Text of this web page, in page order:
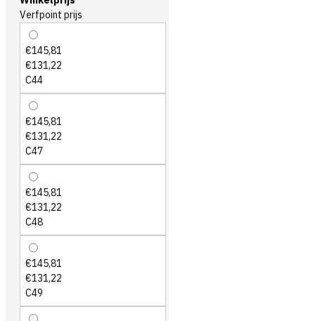
Verfpoint prijs
€145,81
€131,22
C44
€145,81
€131,22
C47
€145,81
€131,22
C48
€145,81
€131,22
C49